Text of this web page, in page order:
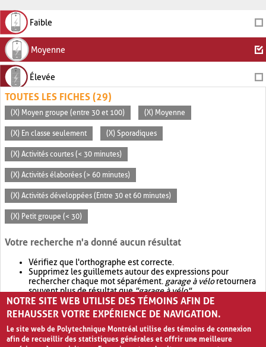
Faible
Moyenne
Élevée
TOUTES LES FICHES (29)
(X) Moyen groupe (entre 30 et 100) (X) Moyenne
(X) En classe seulement (X) Sporadiques
(X) Activités courtes (< 30 minutes)
(X) Activités élaborées (> 60 minutes)
(X) Activités développées (Entre 30 et 60 minutes)
(X) Petit groupe (< 30)
Votre recherche n'a donné aucun résultat
Vérifiez que l'orthographe est correcte.
Supprimez les guillemets autour des expressions pour
rechercher chaque mot séparément. garage à véloretournera
souvent plus de résultat que"garage à vélo".
Envisagez d'élargir votre recherche avec OR.garage OR vélo
retournera souvent plus de résultat quegarage à vélo
NOTRE SITE WEB UTILISE DES TÉMOINS AFIN DE
REHAUSSER VOTRE EXPÉRIENCE DE NAVIGATION.
Le site web de Polytechnique Montréal utilise des témoins de connexion
afin de recueillir des statistiques générales et offrir une meilleure